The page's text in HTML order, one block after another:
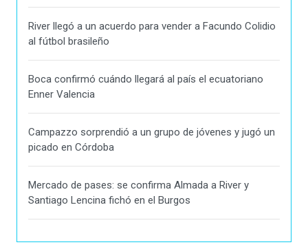
River llegó a un acuerdo para vender a Facundo Colidio
al fútbol brasileño
Boca confirmó cuándo llegará al país el ecuatoriano
Enner Valencia
Campazzo sorprendió a un grupo de jóvenes y jugó un
picado en Córdoba
Mercado de pases: se confirma Almada a River y
Santiago Lencina fichó en el Burgos